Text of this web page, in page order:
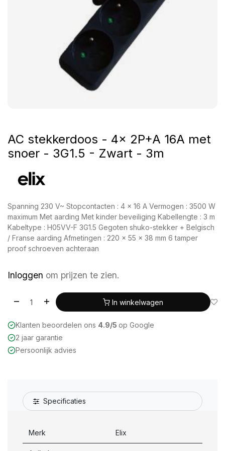
AC stekkerdoos - 4x 2P+A 16A met
snoer - 3G1.5 - Zwart - 3m
Spanning 230 V~ Stopcontacten : 4 x 16 A Vermogen : 3500 W
maximum Met aarding Met kinder beveiliging Kabellengte : 3 m
Kabeltype : H05VV-F 3G1.5 Gegoten shuko-stekker + Belgisch
/ Franse aarding Afmetingen : 220 x 55 x 38 mm 6 tamper
proof schroeven achteraan
Inloggen om prijzen te zien.
In winkelwagen
Klanten beoordelen ons 4.9/5 op Google
2 jaar garantie
Persoonlijk advies
Specificaties
Merk Elix